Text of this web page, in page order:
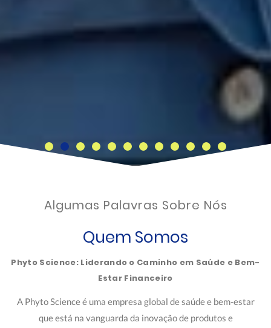
Algumas Palavras Sobre Nós
Quem Somos
Phyto Science: Liderando o Caminho em Saúde e Bem-
Estar Financeiro
A Phyto Science é uma empresa global de saúde e bem-estar
que está na vanguarda da inovação de produtos e